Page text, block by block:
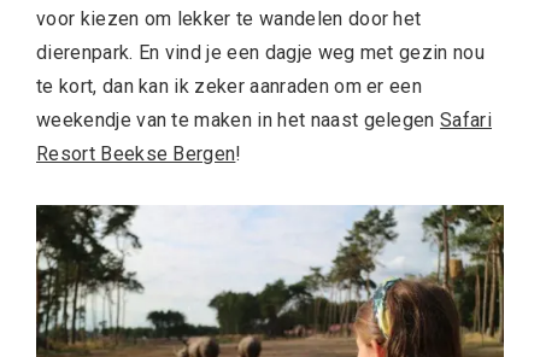
voor kiezen om lekker te wandelen door het
dierenpark. En vind je een dagje weg met gezin nou
te kort, dan kan ik zeker aanraden om er een
weekendje van te maken in het naast gelegenSafari
Resort Beekse Bergen!